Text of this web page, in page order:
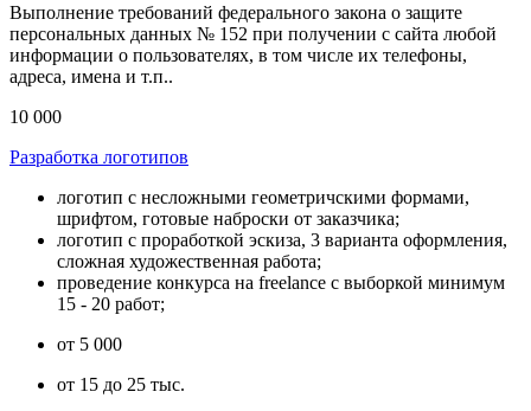
Выполнение требований федерального закона о защите
персональных данных № 152 при получении с сайта любой
информации о пользователях, в том числе их телефоны,
адреса, имена и т.п..
10 000
Разработка логотипов
логотип с несложными геометричскими формами,
шрифтом, готовые наброски от заказчика;
логотип с проработкой эскиза, 3 варианта оформления,
сложная художественная работа;
проведение конкурса на freelance с выборкой минимум
15 - 20 работ;
от 5 000
от 15 до 25 тыс.